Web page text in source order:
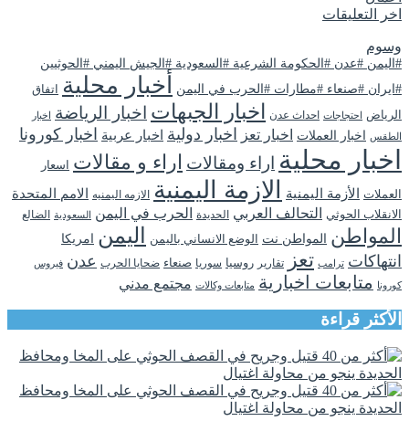
اخر التعليقات
وسوم
#اليمن #عدن #الحكومة الشرعية #السعودية #الجيش اليمني #الحوثيين
#ايران #صنعاء #مطارات #الحرب في اليمن
أخبار محلية
اتفاق
الرياض
احتجاجات احداث عدن اخبار الجبهات اخبار الرياضة اخبار
الطقس
اخبار العملات اخبار تعز اخبار دولية اخبار عربية اخبار كورونا
اخبار محلية اراء ومقالات اراء و مقالات اسعار
العملات الأزمة اليمنية الازمة اليمنية الازمه اليمنيه الامم المتحدة
الانقلاب الحوثي التحالف العربي الحديدة الحرب في اليمن السعودية الضالع
المواطن المواطن نت الوضع الانساني باليمن اليمن امريكا
انتهاكات ترامب تعز تقارير روسيا سوريا صنعاء ضحايا الحرب عدن فيروس
كورونا متابعات اخبارية متابعات وكالات مجتمع مدني
الأكثر قراءة